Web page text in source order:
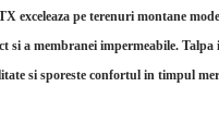
exceleaza pe terenuri montane
si a membranei impermeabile.
si sporeste confortul in timpul